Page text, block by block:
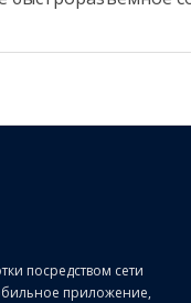
посредством сети
приложение,